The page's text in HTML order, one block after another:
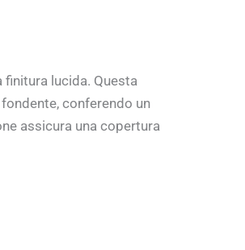
finitura lucida. Questa
conferendo un
assicura una copertura